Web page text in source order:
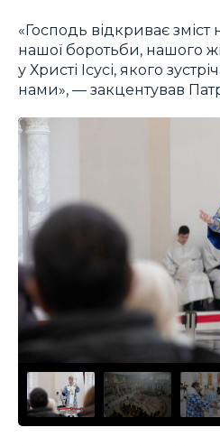
«Господь відкриває
нашої боротьби, нашого
у Христі Ісусі, якого
нами», — закцентував